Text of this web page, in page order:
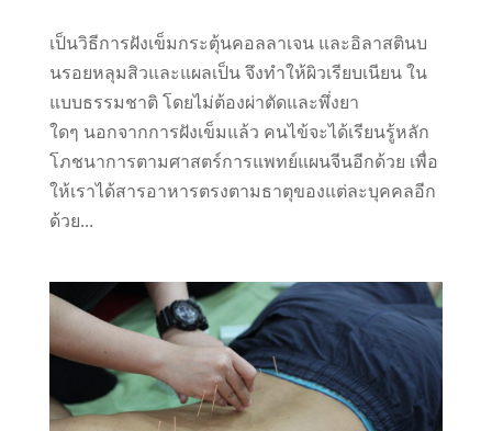
เป็นวิธีการฝังเข็มกระตุ้นคอลลาเจน และอิลาสตินบ
นรอยหลุมสิวและแผลเป็น จึงทำให้ผิวเรียบเนียน ใน
แบบธรรมชาติ โดยไม่ต้องผ่าตัดและพึ่งยา
ใดๆ นอกจากการฝังเข็มแล้ว คนไข้จะได้เรียนรู้หลัก
โภชนาการตามศาสตร์การแพทย์แผนจีนอีกด้วย เพื่อ
ให้เราได้สารอาหารตรงตามธาตุของแต่ละบุคคลอีก
ด้วย...